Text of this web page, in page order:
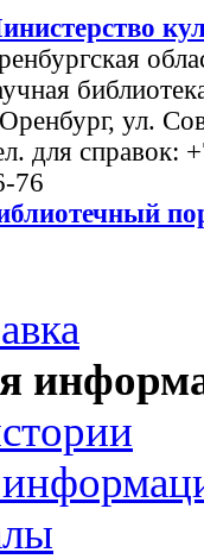
ул.
для справок:
76